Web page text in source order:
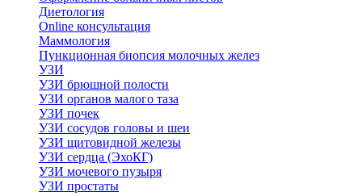
Диетология
Online консультация
Маммология
Пункционная биопсия молочных желез
УЗИ
УЗИ брюшной полости
УЗИ органов малого таза
УЗИ почек
УЗИ сосудов головы и шеи
УЗИ щитовидной железы
УЗИ сердца (ЭхоКГ)
УЗИ мочевого пузыря
УЗИ простаты